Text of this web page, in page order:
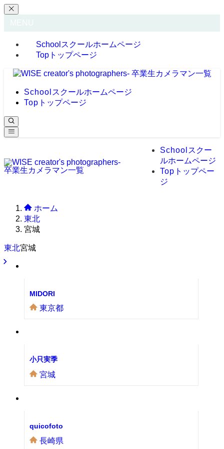
School スクールホームページ
Top トップページ
School スクールホームページ
Top トップページ
School スクー
ルホームページ
Top トップペー
ジ
ホーム
東北
宮城
東北宮城
MIDORI
東京都
小只実季
宮城
quicofoto
長崎県